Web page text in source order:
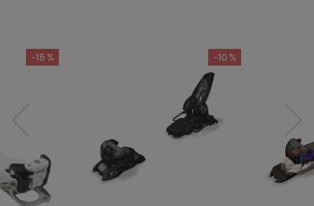
následující
-10 %
-15 %